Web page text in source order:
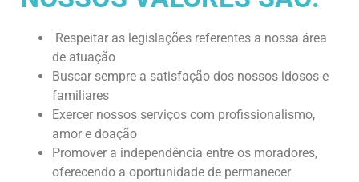
Respeitar as legislações referentes a nossa área
de atuação
Buscar sempre a satisfação dos nossos idosos e
familiares
Exercer nossos serviços com profissionalismo,
amor e doação
Promover a independência entre os moradores,
oferecendo a oportunidade de permanecer